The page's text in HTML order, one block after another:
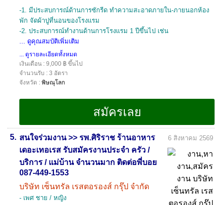
-1. มีประสบการณ์ด้านการซักรีด ทำความสะอาดภายใน-ภายนอกห้อง
พัก จัดผ้าปูที่นอนของโรงแรม
-2. ประสบการณ์ทำงานด้านการโรงแรม 1 ปีขึ้นไป เช่น
... ดูคุณสมบัติเพิ่มเติม
... ดูรายละเอียดทั้งหมด
เงินเดือน : 9,000 ฿ ขึ้นไป
จำนวนรับ : 3 อัตรา
จังหวัด : พิษณุโลก
5. สนใจร่วมงาน >> รพ.ศิริราช ร้านอาหาร
เดอะเทอเรส รับสมัครงานประจำ ครัว /
บริการ / แม่บ้าน จำนวนมาก ติดต่อพี่บอย
087-449-1553
บริษัท เซ็นทรัล เรสตอรองส์ กรุ๊ป จำกัด
6 สิงหาคม 2569
- เพศ ชาย / หญิง